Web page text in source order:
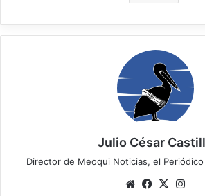
Julio César
Director de Meoqui Noticias, el
WebsiteFacebook
X